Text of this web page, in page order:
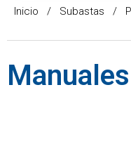
Inicio / Subastas /
Manuales